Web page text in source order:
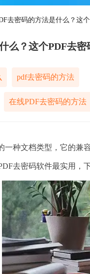
去密码的方法是什么？这
么？这个PDF去密
pdf去密码的方法
在线PDF去密码的方法
种文档类型，它的兼
去密码软件最实用，